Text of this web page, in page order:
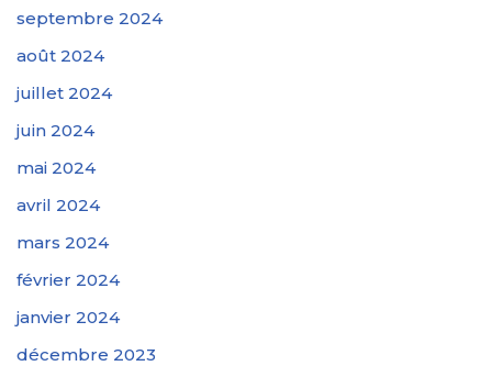
septembre 2024
août 2024
juillet 2024
juin 2024
mai 2024
avril 2024
mars 2024
février 2024
janvier 2024
décembre 2023